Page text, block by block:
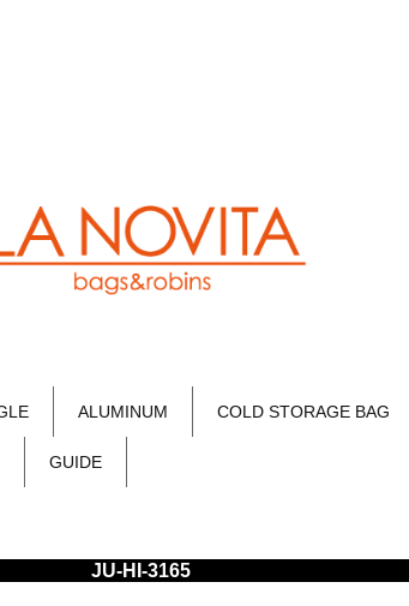
ALUMINUM COLD STORAGE BAG
GUIDE
JU-HI-3165